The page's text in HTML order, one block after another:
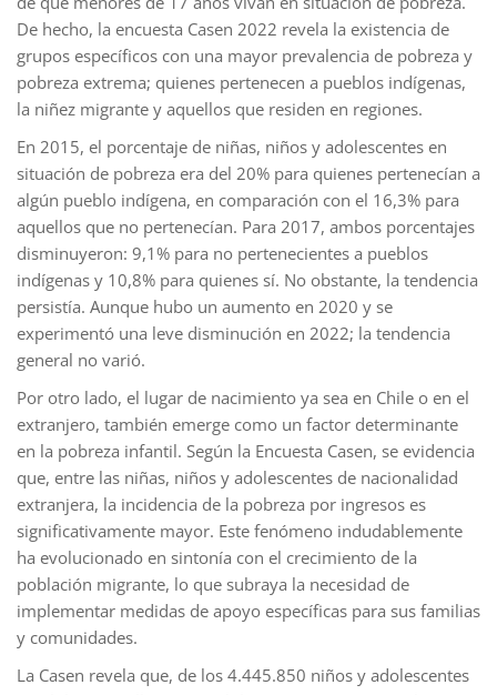
De hecho, la encuesta Casen 2022 revela la existencia de
grupos específicos con una mayor prevalencia de pobreza y
pobreza extrema; quienes pertenecen a pueblos indígenas,
la niñez migrante y aquellos que residen en regiones.
En 2015, el porcentaje de niñas, niños y adolescentes en
situación de pobreza era del 20% para quienes pertenecían a
algún pueblo indígena, en comparación con el 16,3% para
aquellos que no pertenecían. Para 2017, ambos porcentajes
disminuyeron: 9,1% para no pertenecientes a pueblos
indígenas y 10,8% para quienes sí. No obstante, la tendencia
persistía. Aunque hubo un aumento en 2020 y se
experimentó una leve disminución en 2022; la tendencia
general no varió.
Por otro lado, el lugar de nacimiento ya sea en Chile o en el
extranjero, también emerge como un factor determinante
en la pobreza infantil. Según la Encuesta Casen, se evidencia
que, entre las niñas, niños y adolescentes de nacionalidad
extranjera, la incidencia de la pobreza por ingresos es
significativamente mayor. Este fenómeno indudablemente
ha evolucionado en sintonía con el crecimiento de la
población migrante, lo que subraya la necesidad de
implementar medidas de apoyo específicas para sus familias
y comunidades.
La Casen revela que, de los 4.445.850 niños y adolescentes